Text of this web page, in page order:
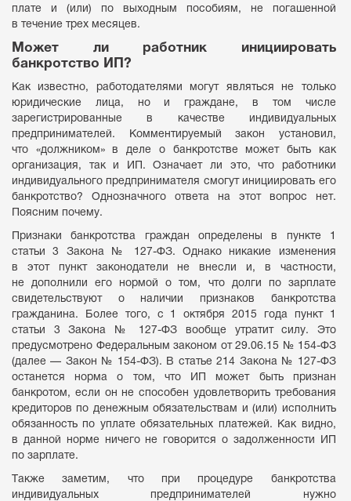
плате и (или) по выходным пособиям, не погашенной
в течение трех месяцев.
Может ли работник инициировать
банкротство ИП?
Как известно, работодателями могут являться не только
юридические лица, но и граждане, в том числе
зарегистрированные в качестве индивидуальных
предпринимателей. Комментируемый закон установил,
что «должником» в деле о банкротстве может быть как
организация, так и ИП. Означает ли это, что работники
индивидуального предпринимателя смогут инициировать его
банкротство? Однозначного ответа на этот вопрос нет.
Поясним почему.
Признаки банкротства граждан определены в пункте 1
статьи 3 Закона № 127-ФЗ. Однако никакие изменения
в этот пункт законодатели не внесли и, в частности,
не дополнили его нормой о том, что долги по зарплате
свидетельствуют о наличии признаков банкротства
гражданина. Более того, с 1 октября 2015 года пункт 1
статьи 3 Закона № 127-ФЗ вообще утратит силу. Это
предусмотрено Федеральным законом от 29.06.15 № 154-ФЗ
(далее — Закон № 154-ФЗ). В статье 214 Закона № 127-ФЗ
останется норма о том, что ИП может быть признан
банкротом, если он не способен удовлетворить требования
кредиторов по денежным обязательствам и (или) исполнить
обязанность по уплате обязательных платежей. Как видно,
в данной норме ничего не говорится о задолженности ИП
по зарплате.
Также заметим, что при процедуре банкротства
индивидуальных предпринимателей нужно